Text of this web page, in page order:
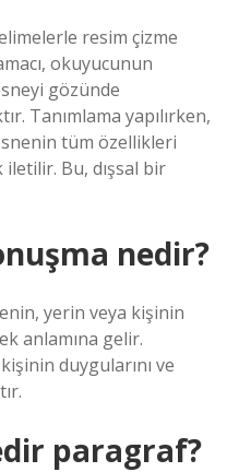
resim çizme
okuyucunun
gözünde
Tanımlama yapılırken,
tüm özellikleri
iletilir. Bu, dışsal bir
nedir?
yerin veya kişinin
anlamına gelir.
duygularını ve
paragraf?